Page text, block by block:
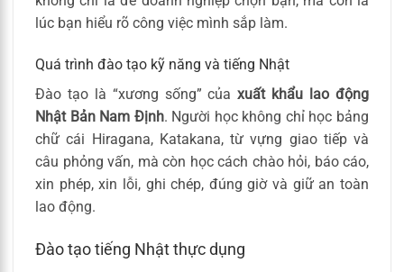
lúc bạn hiểu rõ công việc mình sắp làm.
Quá trình đào tạo kỹ năng và tiếng Nhật
Đào tạo là “xương sống” củaxuất khẩu lao động
Nhật Bản Nam Định. Người học không chỉ học bảng
chữ cái Hiragana, Katakana, từ vựng giao tiếp và
câu phỏng vấn, mà còn học cách chào hỏi, báo cáo,
xin phép, xin lỗi, ghi chép, đúng giờ và giữ an toàn
lao động.
Đào tạo tiếng Nhật thực dụng